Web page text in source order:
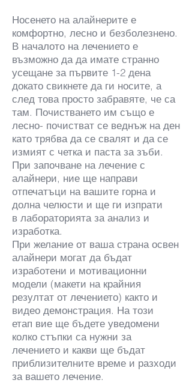
Носенето на алайнерите е
комфортно, лесно и безболезнено.
В началото на лечението е
възможно да да имате странно
усещане за първите 1-2 дена
докато свикнете да ги носите, а
след това просто забравяте, че са
там. Почистването им също е
лесно- почистват се веднъж на ден
като трябва да се свалят и да се
измият с четка и паста за зъби.
При започване на лечение с
алайнери, ние ще направи
отпечатъци на вашите горна и
долна челюсти и ще ги изпрати
в лабораторията за анализ и
изработка.
При желание от ваша страна освен
алайнери могат да бъдат
изработени и мотивационни
модели (макети на крайния
резултат от лечението) както и
видео демонстрация. На този
етап вие ще бъдете уведомени
колко стъпки са нужни за
лечението и какви ще бъдат
приблизителните време и разходи
за вашето лечение.